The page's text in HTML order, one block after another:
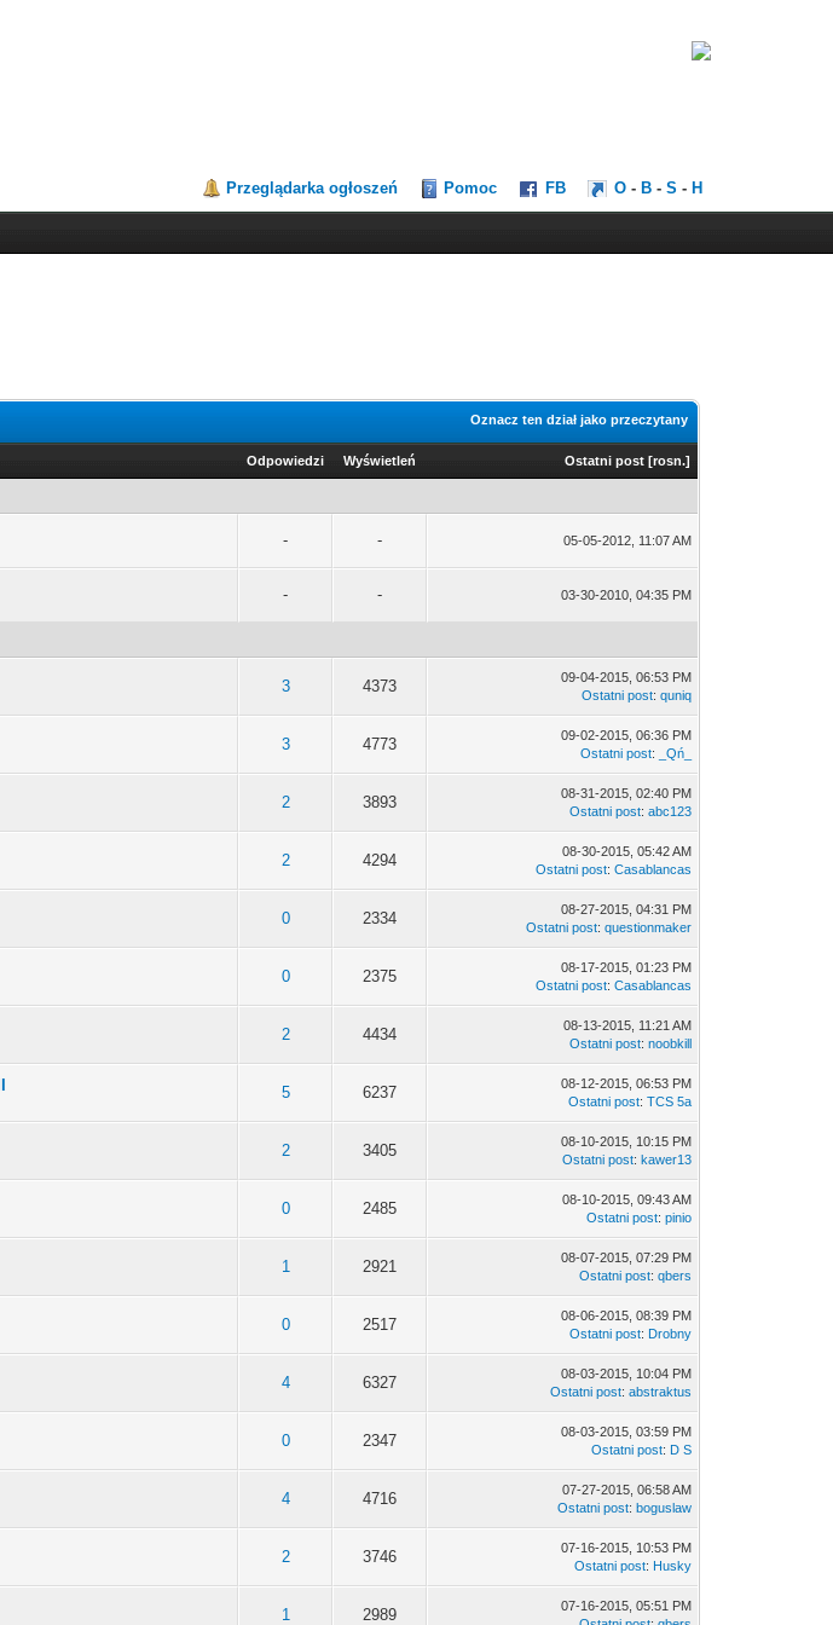
Przeglądarka ogłoszeń Pomoc FB O - B -S - H
Oznacz ten dział jako przeczytany
Odpowiedzi Wyświetleń Ostatni post [rosn.]
- - 05-05-2012, 11:07 AM
- - 03-30-2010, 04:35 PM
3 4373
09-04-2015, 06:53 PM
Ostatni post:quniq
3 4773
09-02-2015, 06:36 PM
Ostatni post: _Qń_
2 3893
08-31-2015, 02:40 PM
Ostatni post:abc123
2 4294
08-30-2015, 05:42 AM
Ostatni post:Casablancas
0 2334
08-27-2015, 04:31 PM
Ostatni post:questionmaker
0 2375
08-17-2015, 01:23 PM
Ostatni post:Casablancas
2 4434
08-13-2015, 11:21 AM
Ostatni post:noobkill
5 6237
08-12-2015, 06:53 PM
Ostatni post:TCS 5a
2 3405
08-10-2015, 10:15 PM
Ostatni post:kawer13
0 2485
08-10-2015, 09:43 AM
Ostatni post:pinio
1 2921
08-07-2015, 07:29 PM
Ostatni post:qbers
0 2517
08-06-2015, 08:39 PM
Ostatni post: Drobny
4 6327
08-03-2015, 10:04 PM
Ostatni post:abstraktus
0 2347
08-03-2015, 03:59 PM
Ostatni post: D S
4 4716
07-27-2015, 06:58 AM
Ostatni post:boguslaw
2 3746
07-16-2015, 10:53 PM
Ostatni post: Husky
1 2989
07-16-2015, 05:51 PM